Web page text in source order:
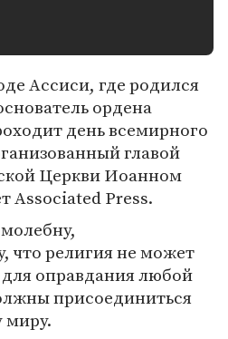
Ассиси, где родился
ордена
день всемирного
главой
Церкви Иоанном
Associated Press.
что религия не может
оправдания любой
присоединиться
миру.